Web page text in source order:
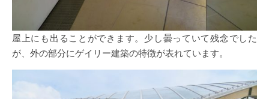
屋上にも出ることができます。少し曇っていて残念でした
が、外の部分にゲイリー建築の特徴が表れています。